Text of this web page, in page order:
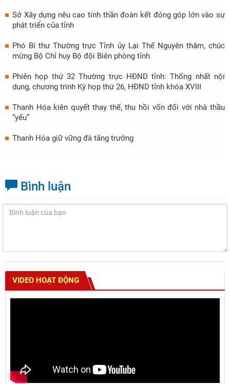
Sở Xây dựng nêu cao tinh thần đoàn kết đóng góp lớn vào sự
phát triển của tỉnh
Phó Bí thư Thường trực Tỉnh ủy Lại Thế Nguyên thăm, chúc
mừng Bộ Chỉ huy Bộ đội Biên phòng tỉnh
Phiên họp thứ 32 Thường trực HĐND tỉnh: Thống nhất nội
dung, chương trình Kỳ họp thứ 26, HĐND tỉnh khóa XVIII
Thanh Hóa kiên quyết thay thế, thu hồi vốn đối với nhà thầu
“yếu”
Thanh Hóa giữ vững đà tăng trưởng
Bình luận
VIDEO HOẠT ĐỘNG